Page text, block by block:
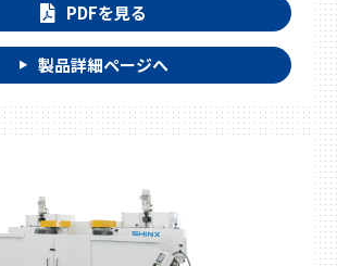
PDFを見る
製品詳細ページへ